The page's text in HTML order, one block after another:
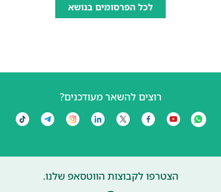
לכל הפרסומים בנושא
רוצים להשאר מעודכנים?
הצטרפו לקבוצות הווטסאפ שלנו.